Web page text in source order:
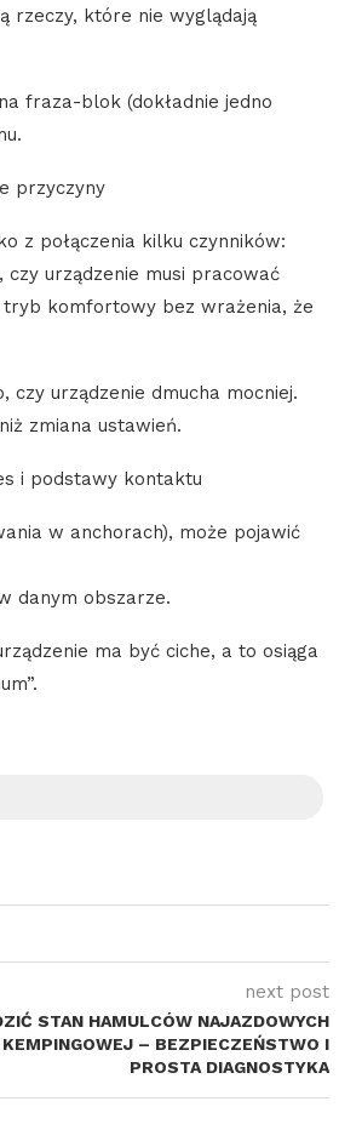
rzeczy, które nie wyglądają
fraza-blok (dokładnie jedno
przyczyny
z połączenia kilku czynników:
urządzenie musi pracować
komfortowy bez wrażenia, że
urządzenie dmucha mocniej.
zmiana ustawień.
i podstawy kontaktu
w anchorach), może pojawić
danym obszarze.
ma być ciche, a to osiąga
next post
STAN HAMULCÓW NAJAZDOWYCH
KEMPINGOWEJ – BEZPIECZEŃSTWO I
PROSTA DIAGNOSTYKA